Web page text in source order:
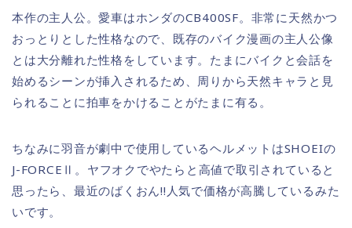
本作の主人公。愛車はホンダのCB400SF。非常に天然かつ
おっとりとした性格なので、既存のバイク漫画の主人公像
とは大分離れた性格をしています。たまにバイクと会話を
始めるシーンが挿入されるため、周りから天然キャラと見
られることに拍車をかけることがたまに有る。
ちなみに羽音が劇中で使用しているヘルメットはSHOEIの
J-FORCEⅡ。ヤフオクでやたらと高値で取引されていると
思ったら、最近のばくおん!!人気で価格が高騰しているみた
いです。